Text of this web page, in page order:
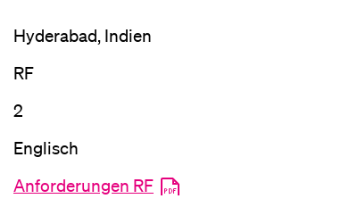
Hyderabad, Indien
RF
2
Englisch
Anforderungen RF